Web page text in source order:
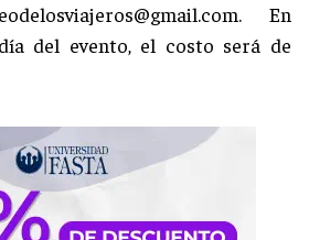
. En
del evento, el costo será de